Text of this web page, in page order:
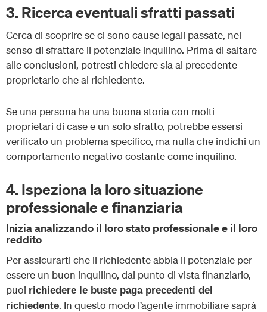
3. Ricerca eventuali sfratti passati
Cerca di scoprire se ci sono cause legali passate, nel
senso di sfrattare il potenziale inquilino. Prima di saltare
alle conclusioni, potresti chiedere sia al precedente
proprietario che al richiedente.
Se una persona ha una buona storia con molti
proprietari di case e un solo sfratto, potrebbe essersi
verificato un problema specifico, ma nulla che indichi un
comportamento negativo costante come inquilino.
4. Ispeziona la loro situazione
professionale e finanziaria
Inizia analizzando il loro stato professionale e il loro
reddito
Per assicurarti che il richiedente abbia il potenziale per
essere un buon inquilino, dal punto di vista finanziario,
puoi richiedere le buste paga precedenti del
richiedente. In questo modo l’agente immobiliare saprà